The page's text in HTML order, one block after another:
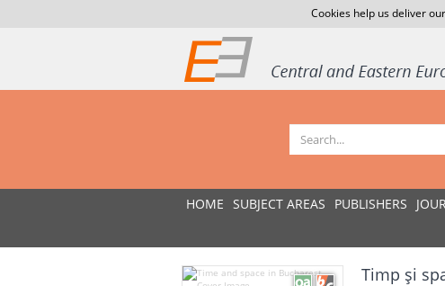
Cookies help us deliver
HOME SUBJECT AREAS PUBLISHERS
Timp şi